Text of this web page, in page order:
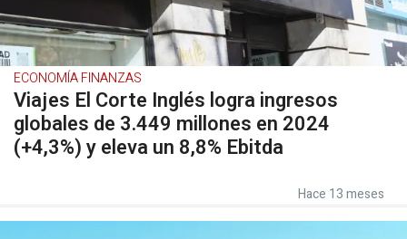
ECONOMÍA FINANZAS
Viajes El Corte Inglés logra ingresos
globales de 3.449 millones en 2024
(+4,3%) y eleva un 8,8% Ebitda
Hace 13 meses